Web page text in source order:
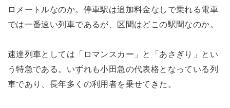
ロメートルなのか。停車駅は追加料金なしで乗れる電車
では一番速い列車であるが、区間はどこの駅間なのか。
速達列車としては「ロマンスカー」と「あさぎり」とい
う特急である。いずれも小田急の代表格となっている列
車であり、長年多くの利用者を乗せてきた。